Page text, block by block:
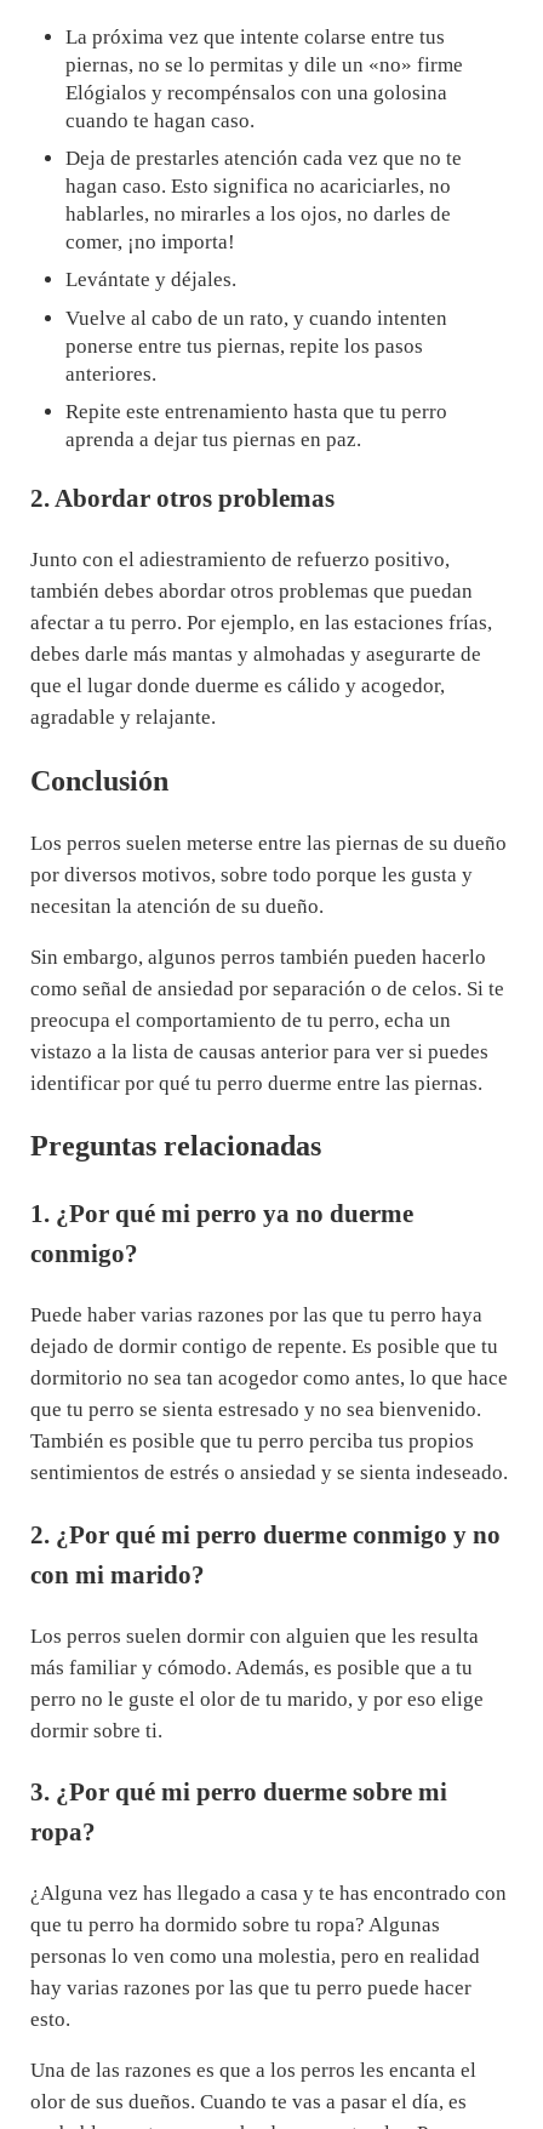
La próxima vez que intente colarse entre tus
piernas, no se lo permitas y dile un «no» firme
Elógialos y recompénsalos con una golosina
cuando te hagan caso.
Deja de prestarles atención cada vez que no te
hagan caso. Esto significa no acariciarles, no
hablarles, no mirarles a los ojos, no darles de
comer, ¡no importa!
Levántate y déjales.
Vuelve al cabo de un rato, y cuando intenten
ponerse entre tus piernas, repite los pasos
anteriores.
Repite este entrenamiento hasta que tu perro
aprenda a dejar tus piernas en paz.
2. Abordar otros problemas
Junto con el adiestramiento de refuerzo positivo,
también debes abordar otros problemas que puedan
afectar a tu perro. Por ejemplo, en las estaciones frías,
debes darle más mantas y almohadas y asegurarte de
que el lugar donde duerme es cálido y acogedor,
agradable y relajante.
Conclusión
Los perros suelen meterse entre las piernas de su dueño
por diversos motivos, sobre todo porque les gusta y
necesitan la atención de su dueño.
Sin embargo, algunos perros también pueden hacerlo
como señal de ansiedad por separación o de celos. Si te
preocupa el comportamiento de tu perro, echa un
vistazo a la lista de causas anterior para ver si puedes
identificar por qué tu perro duerme entre las piernas.
Preguntas relacionadas
1. ¿Por qué mi perro ya no duerme
conmigo?
Puede haber varias razones por las que tu perro haya
dejado de dormir contigo de repente. Es posible que tu
dormitorio no sea tan acogedor como antes, lo que hace
que tu perro se sienta estresado y no sea bienvenido.
También es posible que tu perro perciba tus propios
sentimientos de estrés o ansiedad y se sienta indeseado.
2. ¿Por qué mi perro duerme conmigo y no
con mi marido?
Los perros suelen dormir con alguien que les resulta
más familiar y cómodo. Además, es posible que a tu
perro no le guste el olor de tu marido, y por eso elige
dormir sobre ti.
3. ¿Por qué mi perro duerme sobre mi
ropa?
¿Alguna vez has llegado a casa y te has encontrado con
que tu perro ha dormido sobre tu ropa? Algunas
personas lo ven como una molestia, pero en realidad
hay varias razones por las que tu perro puede hacer
esto.
Una de las razones es que a los perros les encanta el
olor de sus dueños. Cuando te vas a pasar el día, es